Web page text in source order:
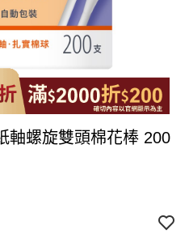
軸螺旋雙頭棉花棒 200